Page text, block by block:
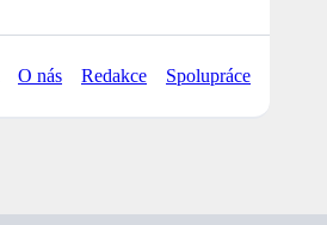
O nás Redakce Spolupráce